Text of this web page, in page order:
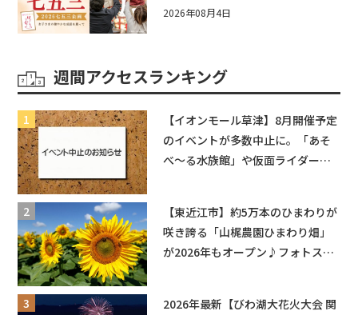
い企画をご紹介！
2026年08月4日
週間アクセスランキング
【イオンモール草津】8月開催予定
のイベントが多数中止に。「あそ
べ〜る水族館」や仮面ライダーシ
【東近江市】約5万本のひまわりが
咲き誇る「山梶農園ひまわり畑」
が2026年もオープン♪フォトスポ
2026年最新【びわ湖大花火大会 関